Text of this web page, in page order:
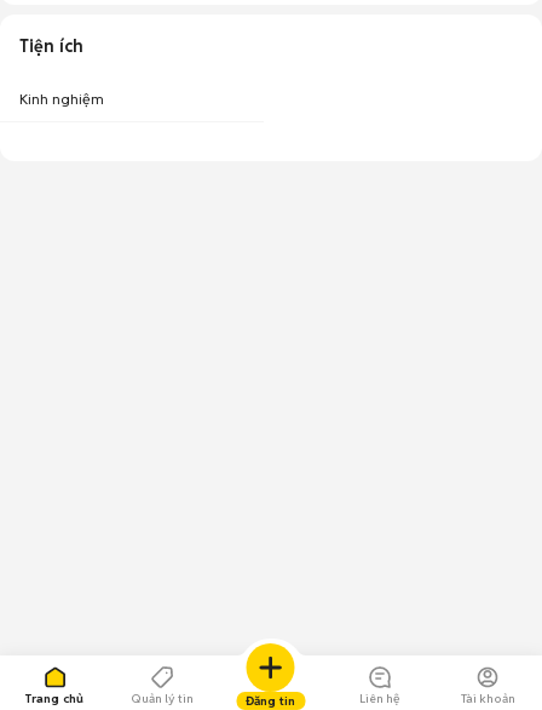
Trang chủ Quản lý tin Đăng tin Liên hệ Tài khoản
Tiện ích
Kinh nghiệm